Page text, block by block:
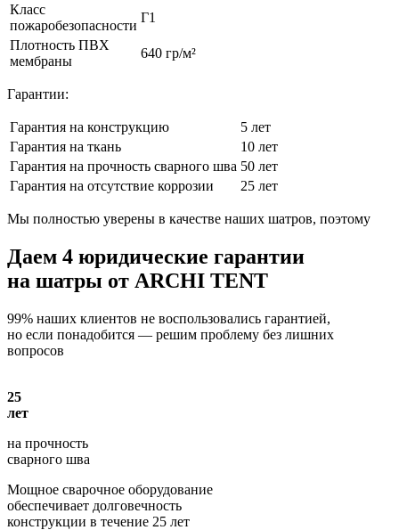
Класс
пожаробезопасности
Г1
Плотность ПВХ
мембраны
640 гр/м²
Гарантии:
Гарантия на конструкцию
5 лет
Гарантия на ткань
10 лет
Гарантия на прочность сварного шва 50 лет
Гарантия на отсутствие коррозии
25 лет
Мы полностью уверены в качестве наших шатров, поэтому
Даем 4 юридические гарантии
на шатры от ARCHI TENT
99% наших клиентов не воспользовались гарантией,
но если понадобится — решим проблему без лишних
вопросов
25
лет
на прочность
сварного шва
Мощное сварочное оборудование
обеспечивает долговечность
конструкции в течение 25 лет